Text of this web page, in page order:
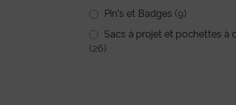
Pin's et Badges (9)
Sacs à projet et pochettes à
(26)